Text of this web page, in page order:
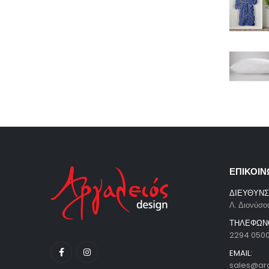
Λ.
2294
EMAIL: